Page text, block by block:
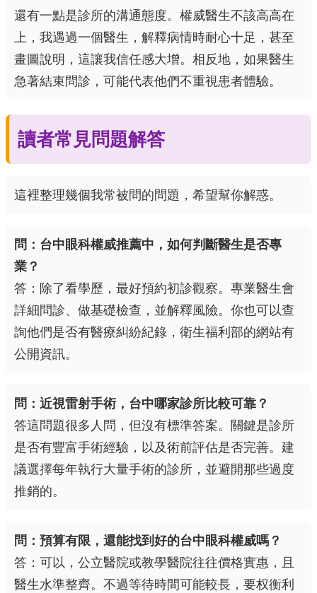
還有一點是診所的溝通態度。權威醫生不該高高在
上，我遇過一個醫生，解釋病情時耐心十足，甚至
畫圖說明，這讓我信任感大增。相反地，如果醫生
急著結束問診，可能代表他們不重視患者體驗。
讀者常見問題解答
這裡整理幾個我常被問的問題，希望幫你解惑。
問：台中眼科權威推薦中，如何判斷醫生是否專
業？
答：除了看學歷，最好預約初診觀察。專業醫生會
詳細問診、做基礎檢查，並解釋風險。你也可以查
詢他們是否有醫療糾紛紀錄，衛生福利部的網站有
公開資訊。
問：近視雷射手術，台中哪家診所比較可靠？
答這問題很多人問，但沒有標準答案。關鍵是診所
是否有豐富手術經驗，以及術前評估是否完善。建
議選擇每年執行大量手術的診所，並避開那些過度
推銷的。
問：預算有限，還能找到好的台中眼科權威嗎？
答：可以，公立醫院或教學醫院往往價格實惠，且
醫生水準整齊。不過等待時間可能較長，要权衡利